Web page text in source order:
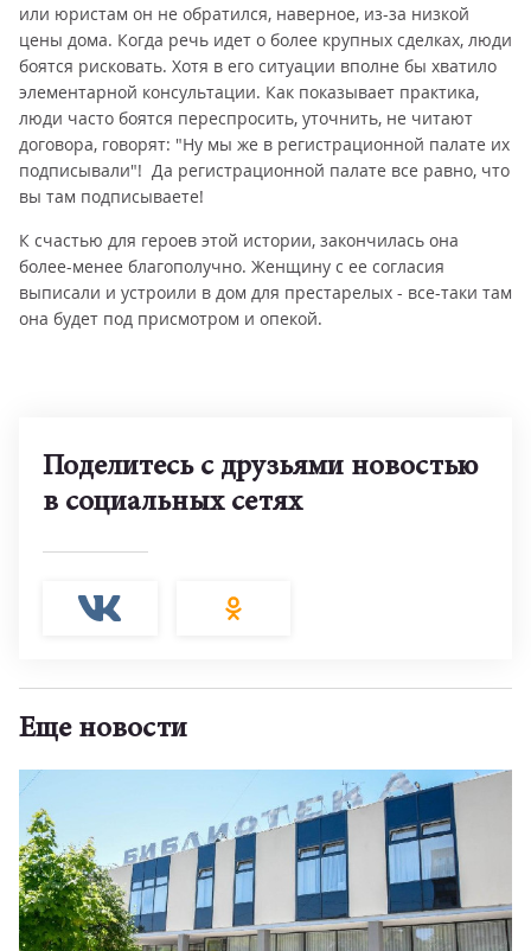
или юристам он не обратился, наверное, из-за низкой
цены дома. Когда речь идет о более крупных сделках, люди
боятся рисковать. Хотя в его ситуации вполне бы хватило
элементарной консультации. Как показывает практика,
люди часто боятся переспросить, уточнить, не читают
договора, говорят: "Ну мы же в регистрационной палате их
подписывали"! Да регистрационной палате все равно, что
вы там подписываете!
К счастью для героев этой истории, закончилась она
более-менее благополучно. Женщину с ее согласия
выписали и устроили в дом для престарелых - все-таки там
она будет под присмотром и опекой.
Поделитесь с друзьями новостью
в социальных сетях
Еще новости